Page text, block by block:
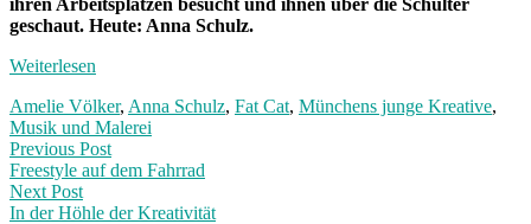
geschaut. Heute: Anna Schulz.
Weiterlesen
Amelie Völker, Anna Schulz, Fat Cat, Münchens junge Kreative,
Musik und Malerei
Post
navigation
Previous PostPrevious
post:
Freestyle auf dem Fahrrad
Next Post
In der Höhle der Kreativität